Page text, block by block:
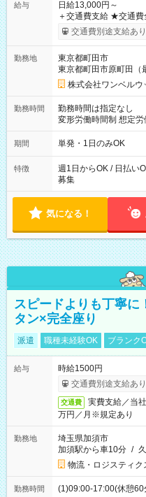
給与
日給13,000円～
＋交通費支給 ★交通費全額支給！ ┗案件により規定あり ★日払
いOK！（規定あり）
ンビニATMから 日払い分を
交通費別途支給あり
勤務地
東京都町田市
東京都町田市原町田（
株式会社ワンベルウ
勤務時間
勤務時間は指定なし
変形労働時間制 想定労働時間160時
～21：00
期間 単発・1日のみOK
特徴
週1日からOK / 日払い
募集
気になる！
スピードよりも丁寧に
タン×完全座り
派遣 職種未経験OK ブランク
給与
時給1500円
交通費別途支給あり
交通費
実費支給／当
万円／月※規定あり
勤務地
埼玉県加須市
加須駅から車10分 /
物流・ロジスティク
勤務時間 (1)09:00-17:00(休憩